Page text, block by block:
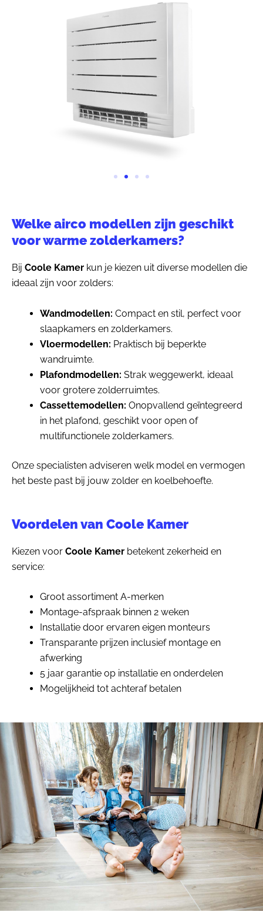
Welke airco modellen zijn geschikt
voor warme zolderkamers?
Bij Coole Kamer kun je kiezen uit diverse modellen die
ideaal zijn voor zolders:
Wandmodellen: Compact en stil, perfect voor
slaapkamers en zolderkamers.
Vloermodellen: Praktisch bij beperkte
wandruimte.
Plafondmodellen: Strak weggewerkt, ideaal
voor grotere zolderruimtes.
Cassettemodellen: Onopvallend geïntegreerd
in het plafond, geschikt voor open of
multifunctionele zolderkamers.
Onze specialisten adviseren welk model en vermogen
het beste past bij jouw zolder en koelbehoefte.
Voordelen van Coole Kamer
Kiezen voor Coole Kamer betekent zekerheid en
service:
Groot assortiment A-merken
Montage-afspraak binnen 2 weken
Installatie door ervaren eigen monteurs
Transparante prijzen inclusief montage en
afwerking
5 jaar garantie op installatie en onderdelen
Mogelijkheid tot achteraf betalen